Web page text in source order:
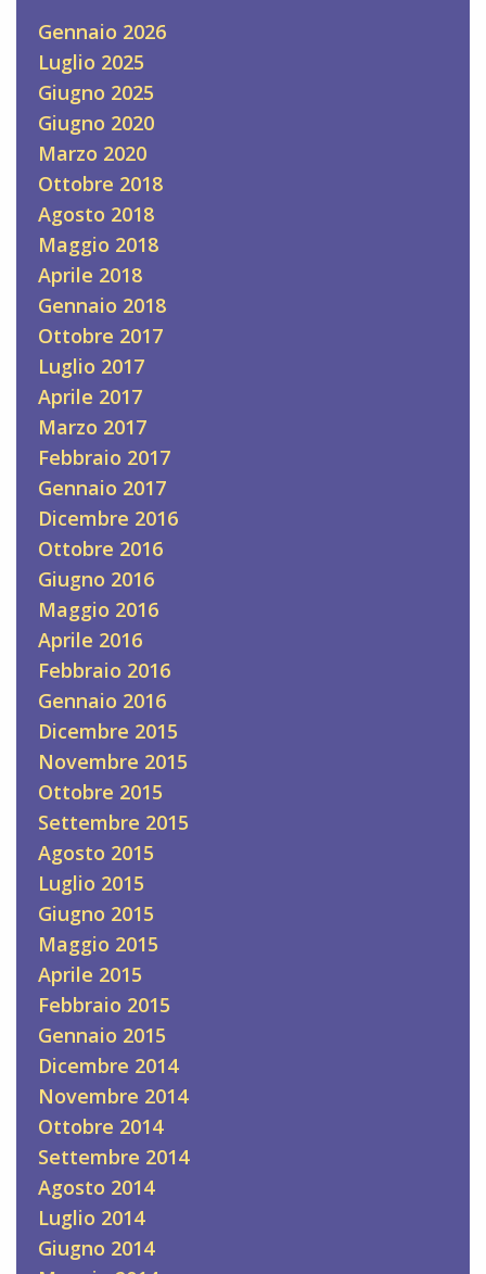
Gennaio 2026
Luglio 2025
Giugno 2025
Giugno 2020
Marzo 2020
Ottobre 2018
Agosto 2018
Maggio 2018
Aprile 2018
Gennaio 2018
Ottobre 2017
Luglio 2017
Aprile 2017
Marzo 2017
Febbraio 2017
Gennaio 2017
Dicembre 2016
Ottobre 2016
Giugno 2016
Maggio 2016
Aprile 2016
Febbraio 2016
Gennaio 2016
Dicembre 2015
Novembre 2015
Ottobre 2015
Settembre 2015
Agosto 2015
Luglio 2015
Giugno 2015
Maggio 2015
Aprile 2015
Febbraio 2015
Gennaio 2015
Dicembre 2014
Novembre 2014
Ottobre 2014
Settembre 2014
Agosto 2014
Luglio 2014
Giugno 2014